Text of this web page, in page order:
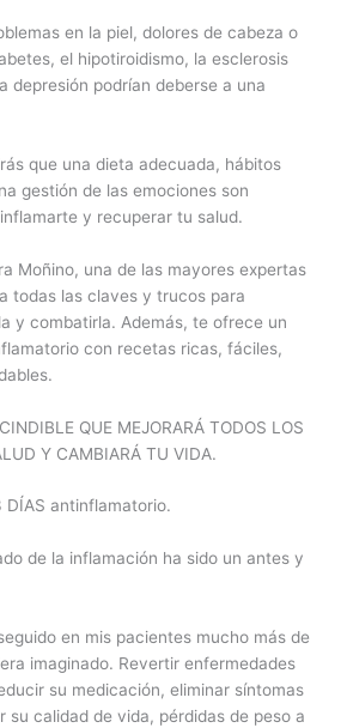
en la piel, dolores de cabeza o
el hipotiroidismo, la esclerosis
depresión podrían deberse a una
que una dieta adecuada, hábitos
gestión de las emociones son
y recuperar tu salud.
Moñino, una de las mayores expertas
todas las claves y trucos para
y combatirla. Además, te ofrece un
con recetas ricas, fáciles,
QUE MEJORARÁ TODOS LOS
Y CAMBIARÁ TU VIDA.
DÍAS antinflamatorio.
de la inflamación ha sido un antes y
en mis pacientes mucho más de
imaginado. Revertir enfermedades
su medicación, eliminar síntomas
su calidad de vida, pérdidas de peso a